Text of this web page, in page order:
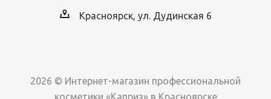
Красноярск, ул. Дудинская 6
2026 © Интернет-магазин профессиональной
косметики «Каприз» в Красноярске